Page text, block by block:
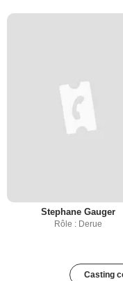
Stephane Gauger
Rôle : Derue
Casting